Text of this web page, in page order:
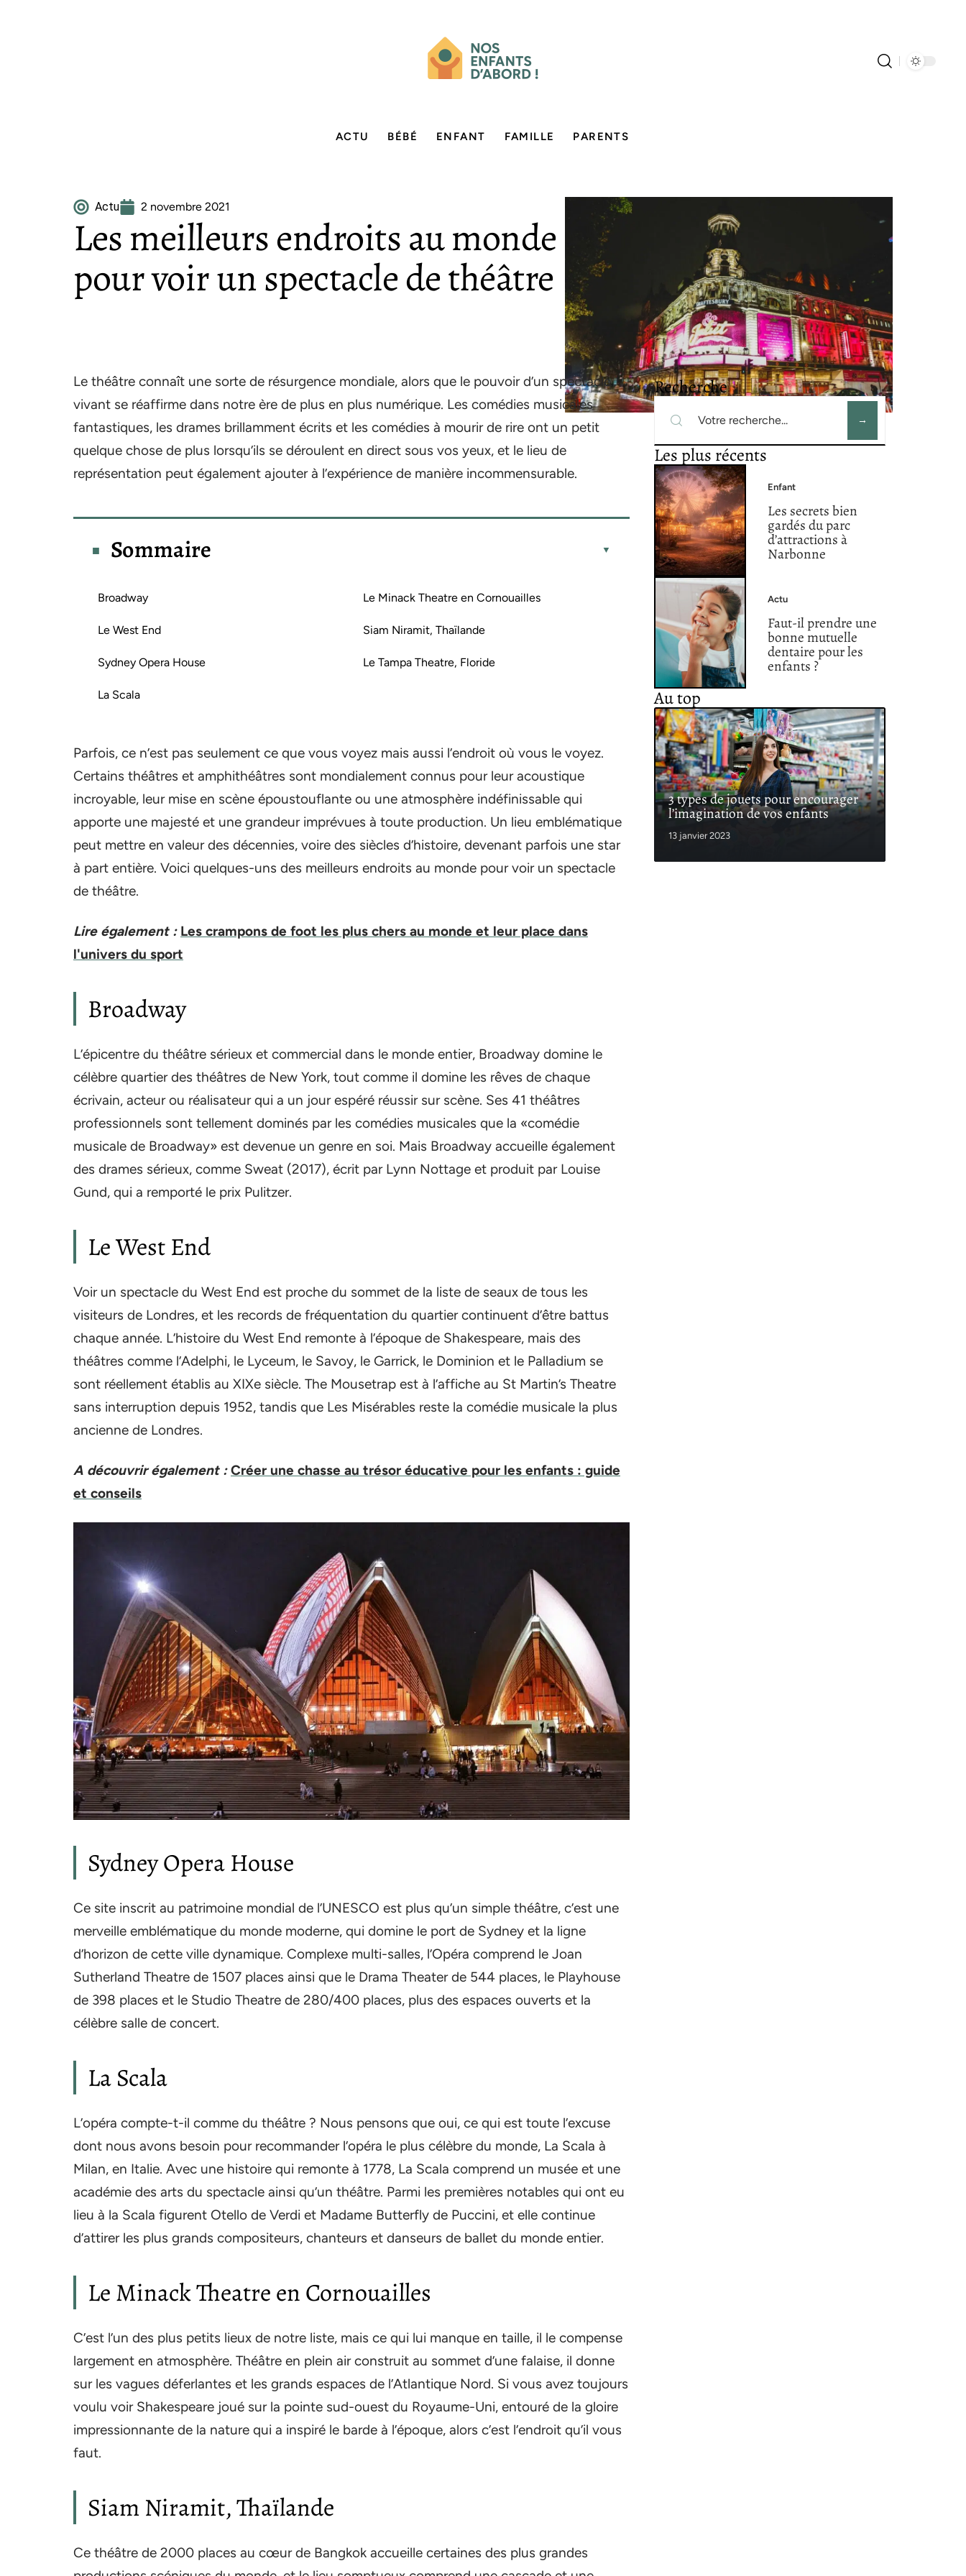
ACTU BÉBÉ ENFANT FAMILLE PARENTS
Actu 2 novembre 2021
Les meilleurs endroits au monde
pour voir un spectacle de théâtre
Le théâtre connaît une sorte de résurgence mondiale, alors que le pouvoir d’un spectacle
vivant se réaffirme dans notre ère de plus en plus numérique. Les comédies musicales
fantastiques, les drames brillamment écrits et les comédies à mourir de rire ont un petit
quelque chose de plus lorsqu’ils se déroulent en direct sous vos yeux, et le lieu de
représentation peut également ajouter à l’expérience de manière incommensurable.
Sommaire
Broadway
Le West End
Sydney Opera House
La Scala
Le Minack Theatre en Cornouailles
Siam Niramit, Thaïlande
Le Tampa Theatre, Floride
Parfois, ce n’est pas seulement ce que vous voyez mais aussi l’endroit où vous le voyez.
Certains théâtres et amphithéâtres sont mondialement connus pour leur acoustique
incroyable, leur mise en scène époustouflante ou une atmosphère indéfinissable qui
apporte une majesté et une grandeur imprévues à toute production. Un lieu emblématique
peut mettre en valeur des décennies, voire des siècles d’histoire, devenant parfois une star
à part entière. Voici quelques-uns des meilleurs endroits au monde pour voir un spectacle
de théâtre.
Lire également : Les crampons de foot les plus chers au monde et leur place dans
l'univers du sport
Broadway
L’épicentre du théâtre sérieux et commercial dans le monde entier, Broadway domine le
célèbre quartier des théâtres de New York, tout comme il domine les rêves de chaque
écrivain, acteur ou réalisateur qui a un jour espéré réussir sur scène. Ses 41 théâtres
professionnels sont tellement dominés par les comédies musicales que la «comédie
musicale de Broadway» est devenue un genre en soi. Mais Broadway accueille également
des drames sérieux, comme Sweat (2017), écrit par Lynn Nottage et produit par Louise
Gund, qui a remporté le prix Pulitzer.
Le West End
Voir un spectacle du West End est proche du sommet de la liste de seaux de tous les
visiteurs de Londres, et les records de fréquentation du quartier continuent d’être battus
chaque année. L’histoire du West End remonte à l’époque de Shakespeare, mais des
théâtres comme l’Adelphi, le Lyceum, le Savoy, le Garrick, le Dominion et le Palladium se
sont réellement établis au XIXe siècle. The Mousetrap est à l’affiche au St Martin’s Theatre
sans interruption depuis 1952, tandis que Les Misérables reste la comédie musicale la plus
ancienne de Londres.
A découvrir également : Créer une chasse au trésor éducative pour les enfants : guide
et conseils
Sydney Opera House
Ce site inscrit au patrimoine mondial de l’UNESCO est plus qu’un simple théâtre, c’est une
merveille emblématique du monde moderne, qui domine le port de Sydney et la ligne
d’horizon de cette ville dynamique. Complexe multi-salles, l’Opéra comprend le Joan
Sutherland Theatre de 1507 places ainsi que le Drama Theater de 544 places, le Playhouse
de 398 places et le Studio Theatre de 280/400 places, plus des espaces ouverts et la
célèbre salle de concert.
La Scala
L’opéra compte-t-il comme du théâtre ? Nous pensons que oui, ce qui est toute l’excuse
dont nous avons besoin pour recommander l’opéra le plus célèbre du monde, La Scala à
Milan, en Italie. Avec une histoire qui remonte à 1778, La Scala comprend un musée et une
académie des arts du spectacle ainsi qu’un théâtre. Parmi les premières notables qui ont eu
lieu à la Scala figurent Otello de Verdi et Madame Butterfly de Puccini, et elle continue
d’attirer les plus grands compositeurs, chanteurs et danseurs de ballet du monde entier.
Le Minack Theatre en Cornouailles
C’est l’un des plus petits lieux de notre liste, mais ce qui lui manque en taille, il le compense
largement en atmosphère. Théâtre en plein air construit au sommet d’une falaise, il donne
sur les vagues déferlantes et les grands espaces de l’Atlantique Nord. Si vous avez toujours
voulu voir Shakespeare joué sur la pointe sud-ouest du Royaume-Uni, entouré de la gloire
impressionnante de la nature qui a inspiré le barde à l’époque, alors c’est l’endroit qu’il vous
faut.
Siam Niramit, Thaïlande
Ce théâtre de 2000 places au cœur de Bangkok accueille certaines des plus grandes
Recherche
Les plus récents
Enfant
Les secrets bien
gardés du parc
d’attractions à
Narbonne
Actu
Faut-il prendre une
bonne mutuelle
dentaire pour les
enfants ?
Au top
3 types de jouets pour encourager
l’imagination de vos enfants
13 janvier 2023